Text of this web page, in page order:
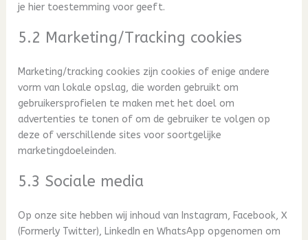
je hier toestemming voor geeft.
5.2 Marketing/Tracking cookies
Marketing/tracking cookies zijn cookies of enige andere
vorm van lokale opslag, die worden gebruikt om
gebruikersprofielen te maken met het doel om
advertenties te tonen of om de gebruiker te volgen op
deze of verschillende sites voor soortgelijke
marketingdoeleinden.
5.3 Sociale media
Op onze site hebben wij inhoud van Instagram, Facebook, X
(Formerly Twitter), LinkedIn en WhatsApp opgenomen om